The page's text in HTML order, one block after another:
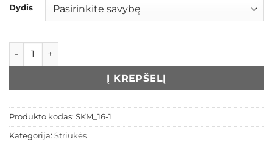
Dydis
produkto kiekis: Juoda šilta striukė
Į KREPŠELĮ
Produkto kodas: SKM_16-1
Kategorija: Striukės